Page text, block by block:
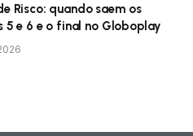
Risco: quando saem os
5 e 6 e o final no Globoplay